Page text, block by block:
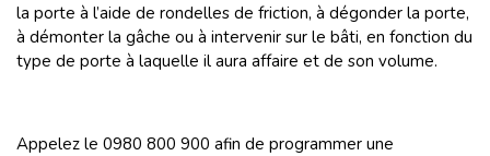
la porte à l’aide de rondelles de friction, à dégonder la porte,
à démonter la gâche ou à intervenir sur le bâti, en fonction du
type de porte à laquelle il aura affaire et de son volume.
Appelez le 0980 800 900 afin de programmer une